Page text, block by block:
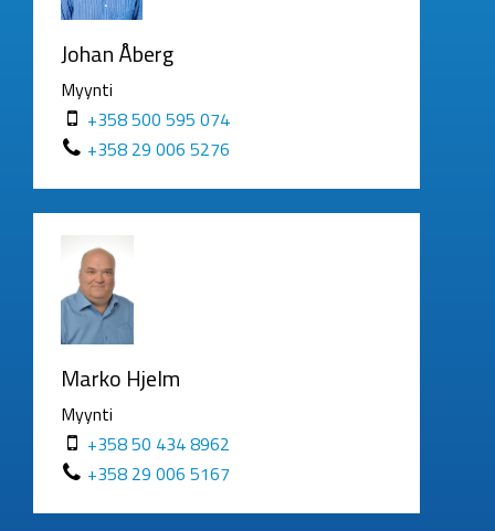
Johan Åberg
Myynti
+358 500 595 074
+358 29 006 5276
Marko Hjelm
Myynti
+358 50 434 8962
+358 29 006 5167